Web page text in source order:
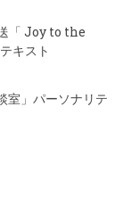
「 Joy to the
キスト
」パーソナリテ